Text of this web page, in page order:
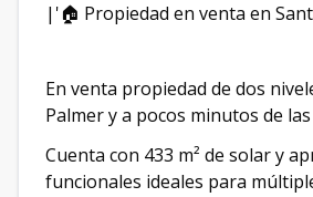
|'🏠 Propiedad en venta en
En venta propiedad de dos
Palmer y a pocos minutos de
Cuenta con 433 m² de solar y
funcionales ideales para